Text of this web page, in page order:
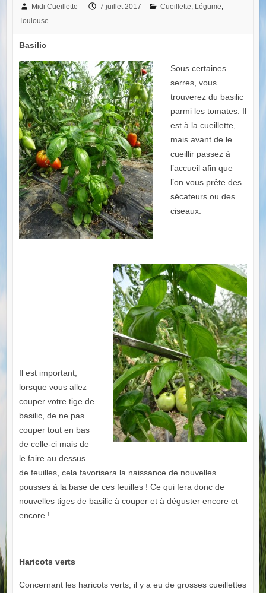
Midi Cueillette 7 juillet 2017 Cueillette Légume
Toulouse
Basilic
Sous certaines
serres, vous
trouverez du basilic
parmi les tomates. Il
est à la cueillette,
mais avant de le
cueillir passez à
l’accueil afin que
l’on vous prête des
sécateurs ou des
ciseaux.
Il est important,
lorsque vous allez
couper votre tige de
basilic, de ne pas
couper tout en bas
de celle-ci mais de
le faire au dessus
de feuilles, cela favorisera la naissance de nouvelles
pousses à la base de ces feuilles ! Ce qui fera donc de
nouvelles tiges de basilic à couper et à déguster encore et
encore !
Haricots verts
Concernant les haricots verts, il y a eu de grosses cueillettes